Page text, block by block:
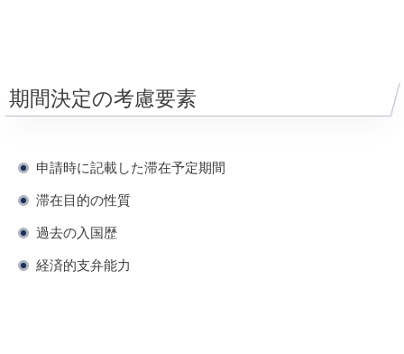
期間決定の考慮要素
申請時に記載した滞在予定期間
滞在目的の性質
過去の入国歴
経済的支弁能力